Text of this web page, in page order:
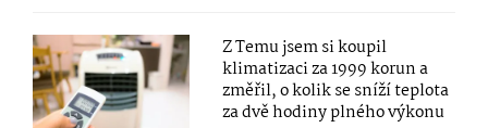
Z Temu jsem si koupil
klimatizaci za 1999 korun a
změřil, o kolik se sníží teplota
za dvě hodiny plného výkonu